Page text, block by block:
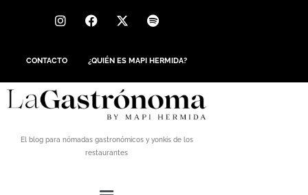
CONTACTO ¿QUIÉN ES MAPI HERMIDA?
El blog para nómadas gastronómicos y yonkis de los
restaurantes